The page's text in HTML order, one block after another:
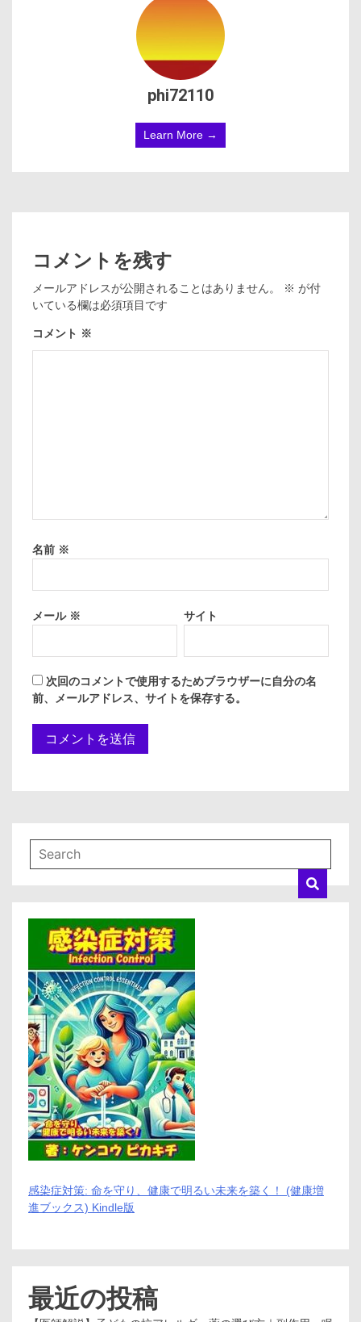
phi72110
Learn More →
コメントを残す
メールアドレスが公開されることはありません。 ※ が付
いている欄は必須項目です
コメント ※
名前 ※
メール ※ サイト
次回のコメントで使用するためブラウザーに自分の名
前、メールアドレス、サイトを保存する。
感染症対策: 命を守り、健康で明るい未来を築く！ (健康増
進ブックス) Kindle版
最近の投稿